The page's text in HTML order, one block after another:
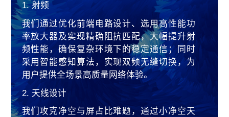
1. 射频
我们通过优化前端电路设计、选用高性能功
率放大器及实现精确阻抗匹配，大幅提升射
频性能，确保复杂环境下的稳定通信；同时
采用智能感知算法，实现双频无缝切换，为
用户提供全场景高质量网络体验。
2. 天线设计
我们攻克净空与屏占比难题，通过小净空天